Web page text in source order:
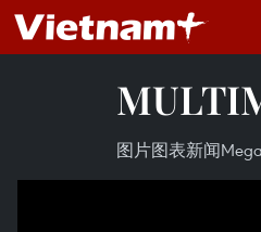
图片图表新闻